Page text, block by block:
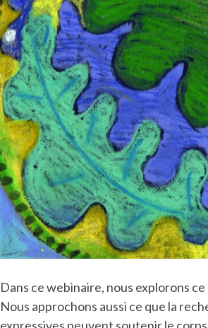
Dans ce webinaire, nous explorons
Nous approchons aussi ce que la